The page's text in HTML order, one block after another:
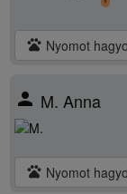
pets Nyomot
person M. Anna
pets Nyomot